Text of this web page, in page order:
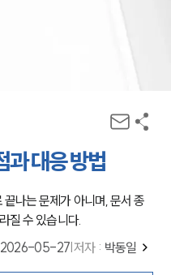
과 대응 방법
나는 문제가 아니며, 문서 종
질 수 있습니다.
2026-05-27 저자 : 박동일